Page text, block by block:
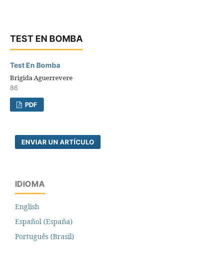
TEST EN BOMBA
Test En Bomba
Brigida Aguerrevere
86
PDF
ENVIAR UN ARTÍCULO
IDIOMA
English
Español (España)
Português (Brasil)